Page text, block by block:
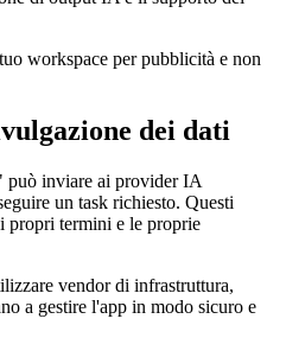
workspace per pubblicità e non
dei dati
può inviare ai provider IA
un task richiesto. Questi
propri termini e le proprie
vendor di infrastruttura,
a gestire l'app in modo sicuro e